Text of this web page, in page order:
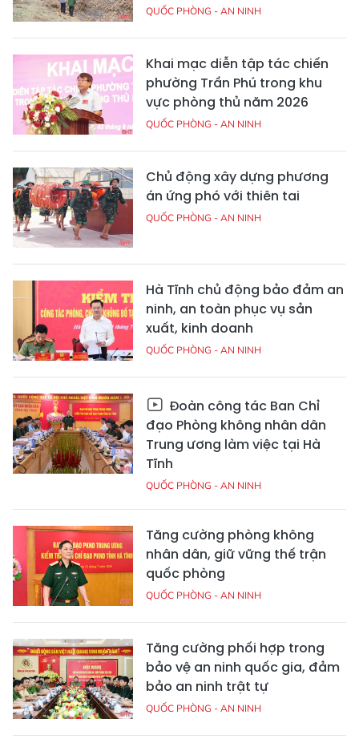
QUỐC PHÒNG - AN NINH
Khai mạc diễn tập tác chiến
phường Trần Phú trong khu
vực phòng thủ năm 2026
QUỐC PHÒNG - AN NINH
Chủ động xây dựng phương
án ứng phó với thiên tai
QUỐC PHÒNG - AN NINH
Hà Tĩnh chủ động bảo đảm an
ninh, an toàn phục vụ sản
xuất, kinh doanh
QUỐC PHÒNG - AN NINH
Đoàn công tác Ban Chỉ
đạo Phòng không nhân dân
Trung ương làm việc tại Hà
Tĩnh
QUỐC PHÒNG - AN NINH
Tăng cường phòng không
nhân dân, giữ vững thế trận
quốc phòng
QUỐC PHÒNG - AN NINH
Tăng cường phối hợp trong
bảo vệ an ninh quốc gia, đảm
bảo an ninh trật tự
QUỐC PHÒNG - AN NINH